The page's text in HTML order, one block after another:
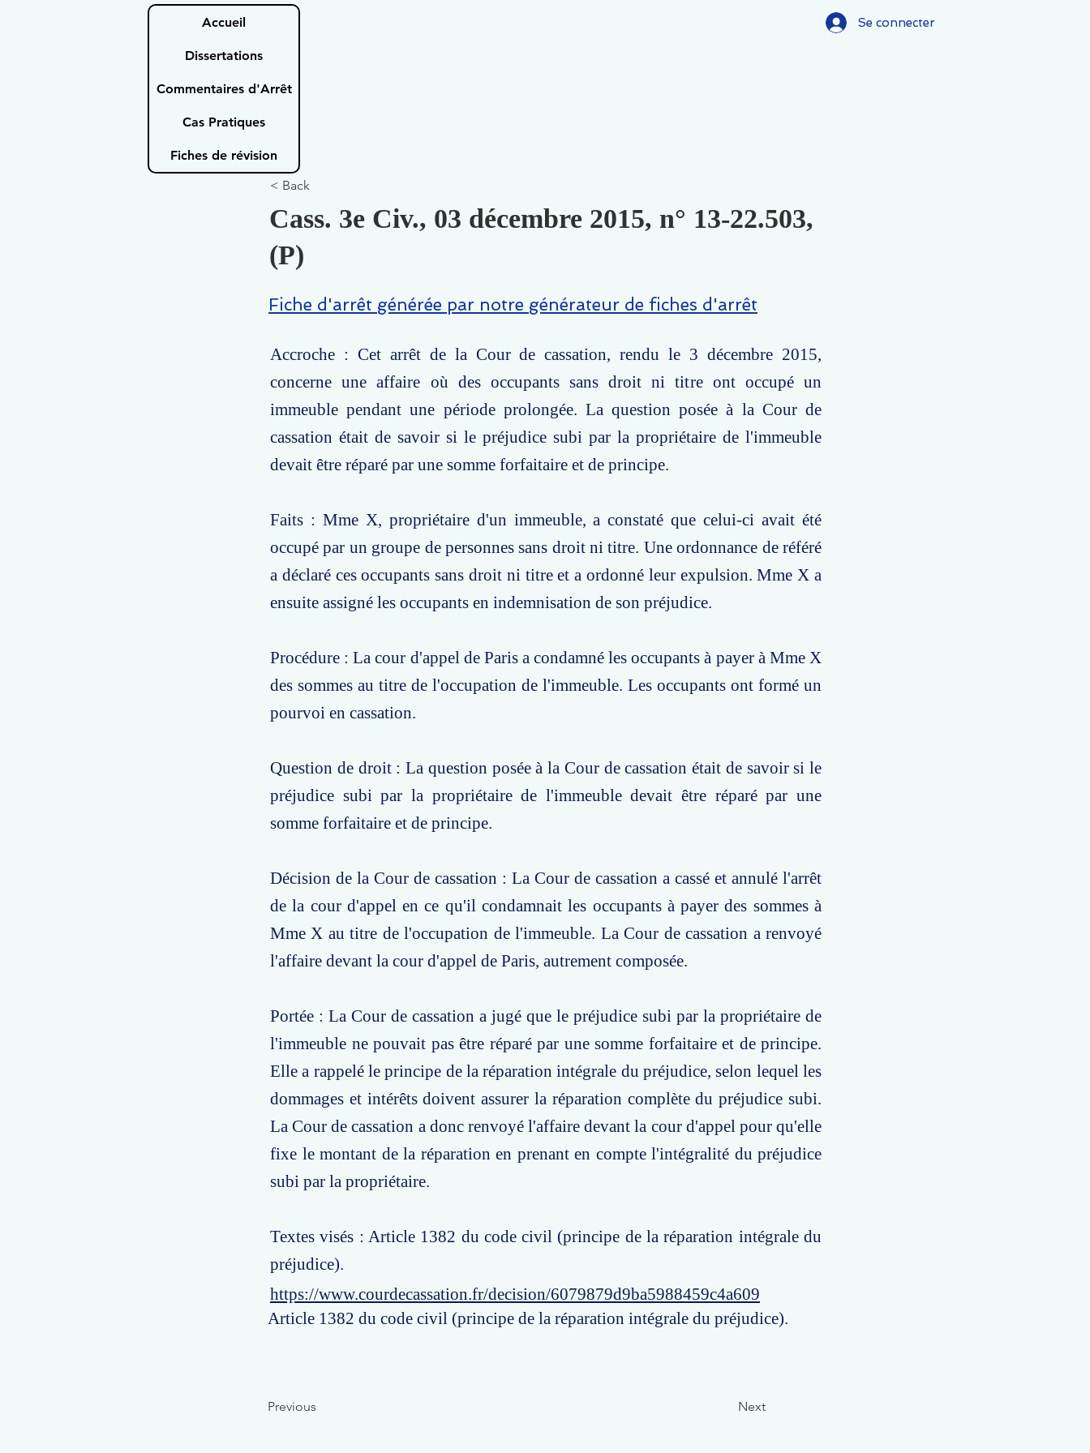
Accueil
Dissertations
Commentaires d'Arrêt
Cas Pratiques
Fiches de révision
Se connecter
< Back
Cass. 3e Civ., 03 décembre 2015, n° 13-22.503,
(P)
Fiche d'arrêt générée par notre générateur de fiches d'arrêt
Accroche : Cet arrêt de la Cour de cassation, rendu le 3 décembre 2015,
concerne une affaire où des occupants sans droit ni titre ont occupé un
immeuble pendant une période prolongée. La question posée à la Cour de
cassation était de savoir si le préjudice subi par la propriétaire de l'immeuble
devait être réparé par une somme forfaitaire et de principe.
Faits : Mme X, propriétaire d'un immeuble, a constaté que celui-ci avait été
occupé par un groupe de personnes sans droit ni titre. Une ordonnance de référé
a déclaré ces occupants sans droit ni titre et a ordonné leur expulsion. Mme X a
ensuite assigné les occupants en indemnisation de son préjudice.
Procédure : La cour d'appel de Paris a condamné les occupants à payer à Mme X
des sommes au titre de l'occupation de l'immeuble. Les occupants ont formé un
pourvoi en cassation.
Question de droit : La question posée à la Cour de cassation était de savoir si le
préjudice subi par la propriétaire de l'immeuble devait être réparé par une
somme forfaitaire et de principe.
Décision de la Cour de cassation : La Cour de cassation a cassé et annulé l'arrêt
de la cour d'appel en ce qu'il condamnait les occupants à payer des sommes à
Mme X au titre de l'occupation de l'immeuble. La Cour de cassation a renvoyé
l'affaire devant la cour d'appel de Paris, autrement composée.
Portée : La Cour de cassation a jugé que le préjudice subi par la propriétaire de
l'immeuble ne pouvait pas être réparé par une somme forfaitaire et de principe.
Elle a rappelé le principe de la réparation intégrale du préjudice, selon lequel les
dommages et intérêts doivent assurer la réparation complète du préjudice subi.
La Cour de cassation a donc renvoyé l'affaire devant la cour d'appel pour qu'elle
fixe le montant de la réparation en prenant en compte l'intégralité du préjudice
subi par la propriétaire.
Textes visés : Article 1382 du code civil (principe de la réparation intégrale du
préjudice).
https://www.courdecassation.fr/decision/6079879d9ba5988459c4a609
Article 1382 du code civil (principe de la réparation intégrale du préjudice).
Previous Next